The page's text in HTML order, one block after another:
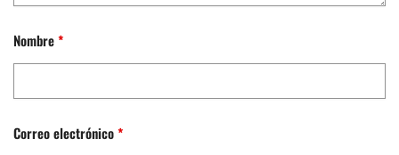
Nombre*
Correo electrónico*